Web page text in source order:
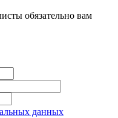
обязательно вам
данных